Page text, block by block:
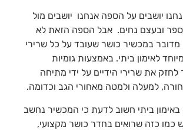
יושבים על הספה אנחנו יושבים מול
ספר ובעצם נחים. אבל הספה הזאת לא
מדובר במכשיר כושר שעובד על כל שרירי
לאימון ביתי. באמצעות גומיות
את שרירי הידיים על ידי מתיחה
למעלה ולמטה מאחורי הגב וכדומה.
ביתי חשוב לדעת כי המכשיר נחשב
כמו כזה שרואים בחדר כושר מקצועי,